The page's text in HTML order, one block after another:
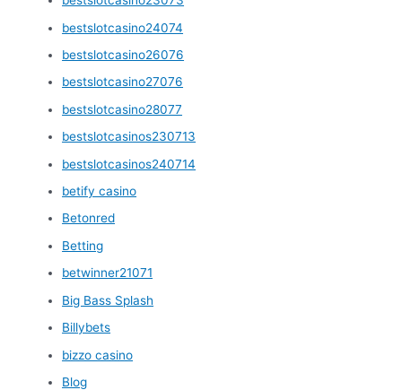
bestslotcasino24074
bestslotcasino26076
bestslotcasino27076
bestslotcasino28077
bestslotcasinos230713
bestslotcasinos240714
betify casino
Betonred
Betting
betwinner21071
Big Bass Splash
Billybets
bizzo casino
Blog